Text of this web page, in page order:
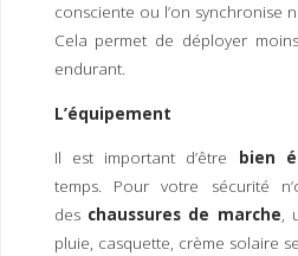
consciente ou l’on synchronise
Cela permet de déployer
endurant.
L’équipement
Il est important d’être bien
temps. Pour votre sécurité
des chaussures de marche,
pluie, casquette, crème solaire